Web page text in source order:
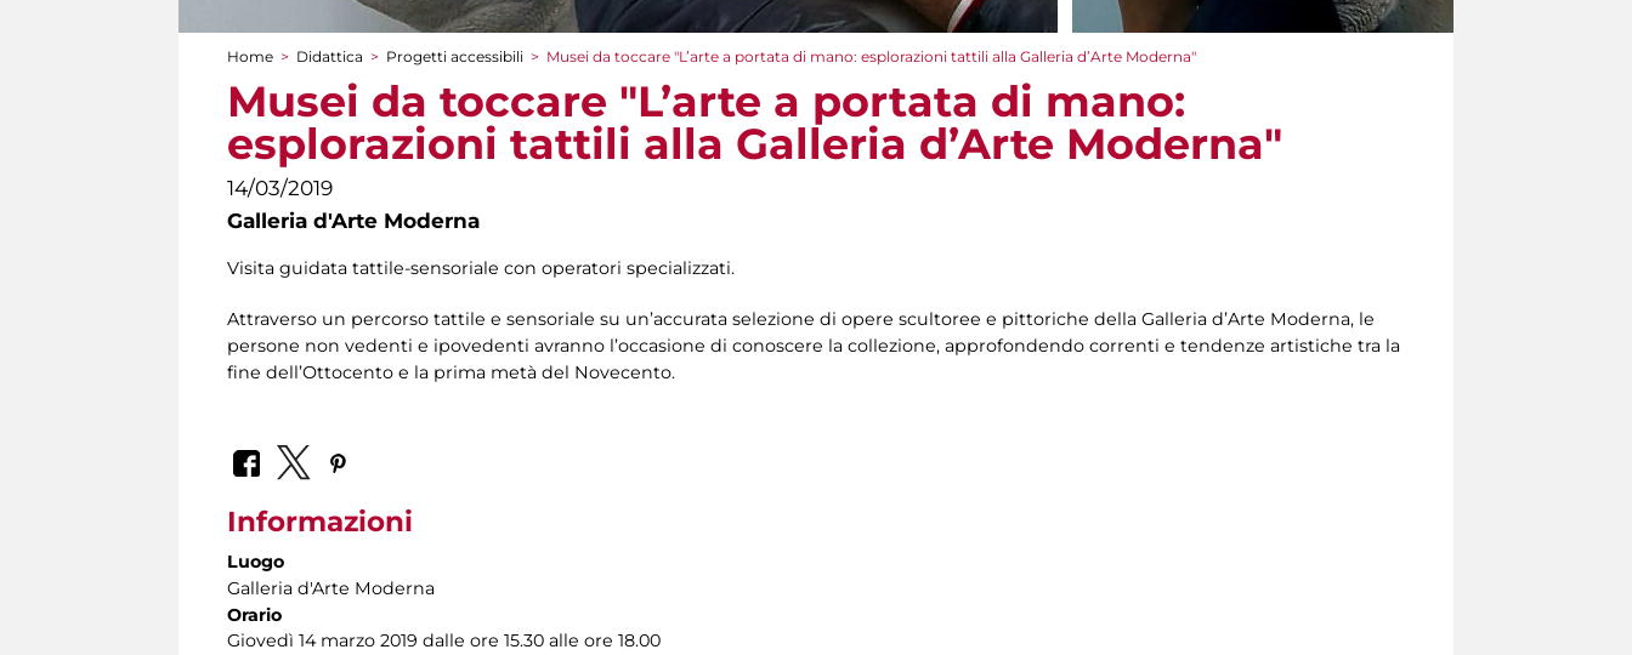
Tu sei qui
Home > Didattica > Progetti accessibili > Musei da toccare "L’arte a portata di mano: esplorazioni tattili alla Galleria d’Arte Moderna"
Musei da toccare "L’arte a portata di mano:
esplorazioni tattili alla Galleria d’Arte Moderna"
14/03/2019
Galleria d'Arte Moderna
Visita guidata tattile-sensoriale con operatori specializzati.
Attraverso un percorso tattile e sensoriale su un’accurata selezione di opere scultoree e pittoriche della Galleria d’Arte Moderna, le
persone non vedenti e ipovedenti avranno l’occasione di conoscere la collezione, approfondendo correnti e tendenze artistiche tra la
fine dell’Ottocento e la prima metà del Novecento.
Informazioni
Luogo
Galleria d'Arte Moderna
Orario
Giovedì 14 marzo 2019 dalle ore 15.30 alle ore 18.00